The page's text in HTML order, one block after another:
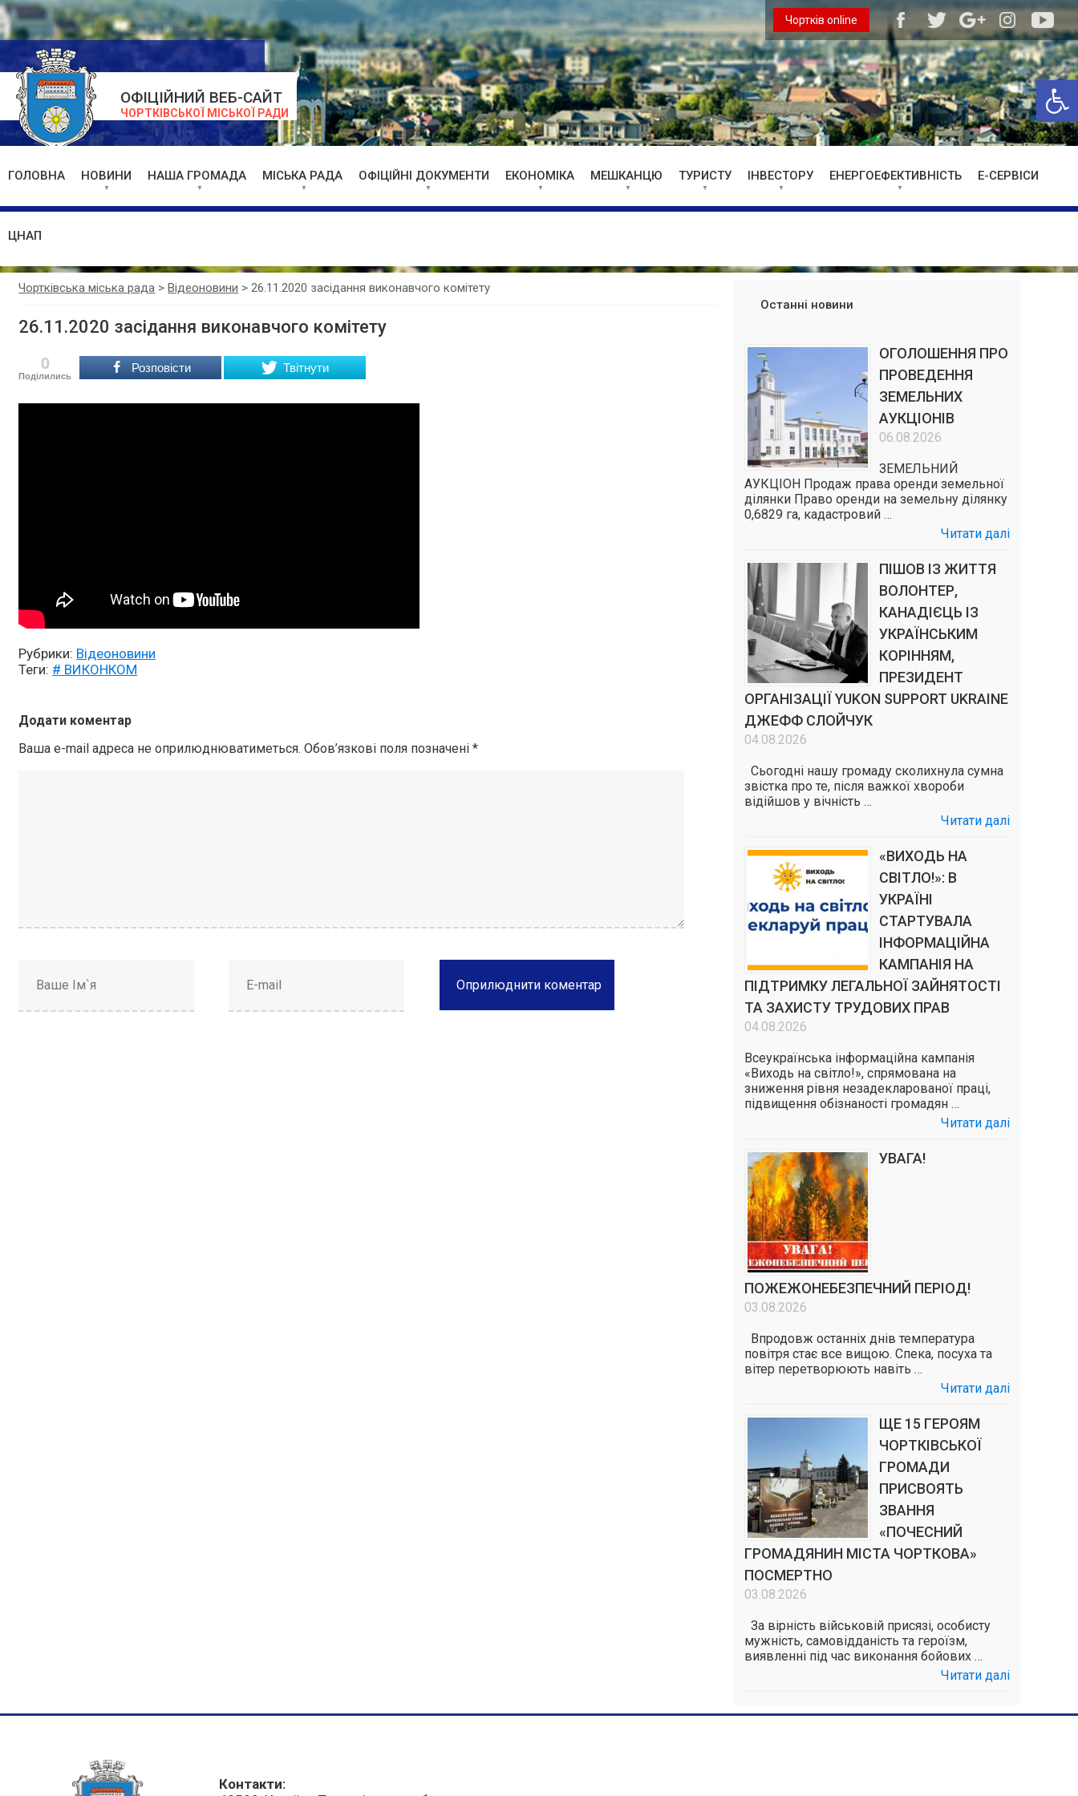
ОФІЦІЙНИЙ ВЕБ-САЙТ
ЧОРТКІВСЬКОЇ МІСЬКОЇ РАДИ
Чортків online
ГОЛОВНА НОВИНИ НАША ГРОМАДА МІСЬКА РАДА ОФІЦІЙНІ ДОКУМЕНТИ ЕКОНОМІКА МЕШКАНЦЮ ТУРИСТУ ІНВЕСТОРУ ЕНЕРГОЕФЕКТИВНІСТЬ Е-СЕРВІСИ
ЦНАП
Чортківська міська рада >Відеоновини >26.11.2020 засідання виконавчого комітету
26.11.2020 засідання виконавчого комітету
0
Поділились
Розповісти Твітнути
Рубрики: Відеоновини
Теги: # ВИКОНКОМ
Додати коментар
Ваша e-mail адреса не оприлюднюватиметься. Обов’язкові поля позначені*
Останні новини
ОГОЛОШЕННЯ ПРО
ПРОВЕДЕННЯ
ЗЕМЕЛЬНИХ
АУКЦІОНІВ
06.08.2026
ЗЕМЕЛЬНИЙ
АУКЦІОН Продаж права оренди земельної
ділянки Право оренди на земельну ділянку
0,6829 га, кадастровий …
Читати далі
ПІШОВ ІЗ ЖИТТЯ
ВОЛОНТЕР,
КАНАДІЄЦЬ ІЗ
УКРАЇНСЬКИМ
КОРІННЯМ,
ПРЕЗИДЕНТ
ОРГАНІЗАЦІЇ YUKON SUPPORT UKRAINE
ДЖЕФФ СЛОЙЧУК
04.08.2026
Сьогодні нашу громаду сколихнула сумна
звістка про те, після важкої хвороби
відійшов у вічність …
Читати далі
«ВИХОДЬ НА
СВІТЛО!»: В
УКРАЇНІ
СТАРТУВАЛА
ІНФОРМАЦІЙНА
КАМПАНІЯ НА
ПІДТРИМКУ ЛЕГАЛЬНОЇ ЗАЙНЯТОСТІ
ТА ЗАХИСТУ ТРУДОВИХ ПРАВ
04.08.2026
Всеукраїнська інформаційна кампанія
«Виходь на світло!», спрямована на
зниження рівня незадекларованої праці,
підвищення обізнаності громадян …
Читати далі
УВАГА!
ПОЖЕЖОНЕБЕЗПЕЧНИЙ ПЕРІОД!
03.08.2026
Впродовж останніх днів температура
повітря стає все вищою. Спека, посуха та
вітер перетворюють навіть …
Читати далі
ЩЕ 15 ГЕРОЯМ
ЧОРТКІВСЬКОЇ
ГРОМАДИ
ПРИСВОЯТЬ
ЗВАННЯ
«ПОЧЕСНИЙ
ГРОМАДЯНИН МІСТА ЧОРТКОВА»
ПОСМЕРТНО
03.08.2026
За вірність військовій присязі, особисту
мужність, самовідданість та героїзм,
виявленні під час виконання бойових …
Читати далі
Контакти: